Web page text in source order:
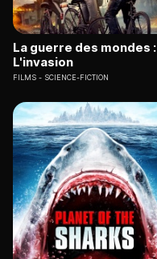
La guerre des mondes :
L'invasion
FILMS SCIENCE-FICTION